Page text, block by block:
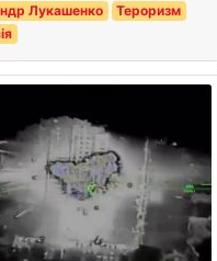
Лукашенко
Тероризм